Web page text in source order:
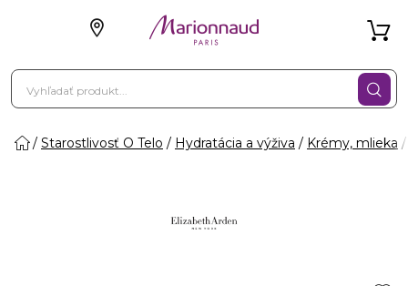
Starostlivosť O Telo Hydratácia a výživa Krémy, mlieka